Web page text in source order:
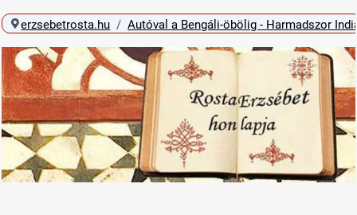
erzsebetrosta.hu Autóval a Bengáli-öbölig - Harmadszor